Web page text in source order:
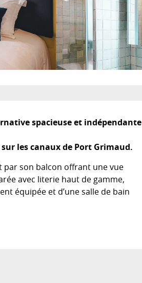
spacieuse et indépendante
les canaux de Port Grimaud.
son balcon offrant une vue
avec literie haut de gamme,
équipée et d’une salle de bain